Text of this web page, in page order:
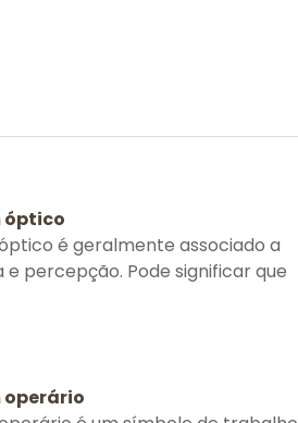
óptico
é geralmente associado a
e percepção. Pode significar que
operário